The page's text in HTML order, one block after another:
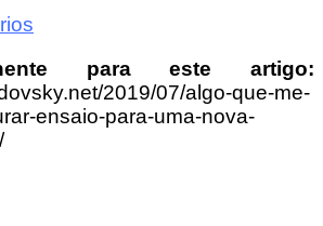
para este artigo:
2019/07/algo-que-me-
ensaio-para-uma-nova-